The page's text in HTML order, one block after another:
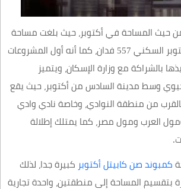
حيث المساحة في أكتوبر، حيث بلغت مساحة
مجمع صن كابيتال أكتوبر السكني 557 فدان، كما أنه أول المشروعات
بالشراكة مع وزارة الإسكان، ويتميز
وسط مدينة السادس من أكتوبر، حيث يقع
من منطقة النوادي، وخاصة نادي وادي
العرب ومول مصر، كما يمتلك إطلالة
كمبوند صن كابيتل أكتوبر كبيرة جدا، لذلك
بتقسيم المساحة إلى منطقتين، واحدة تجارية